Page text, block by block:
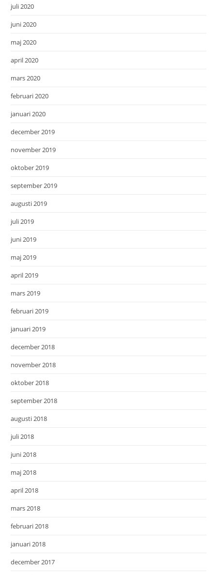
juli 2020
juni 2020
maj 2020
april 2020
mars 2020
februari 2020
januari 2020
december 2019
november 2019
oktober 2019
september 2019
augusti 2019
juli 2019
juni 2019
maj 2019
april 2019
mars 2019
februari 2019
januari 2019
december 2018
november 2018
oktober 2018
september 2018
augusti 2018
juli 2018
juni 2018
maj 2018
april 2018
mars 2018
februari 2018
januari 2018
december 2017